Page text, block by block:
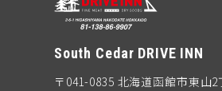
South Cedar DRIVE INN
〒041-0835 北海道函館市東山